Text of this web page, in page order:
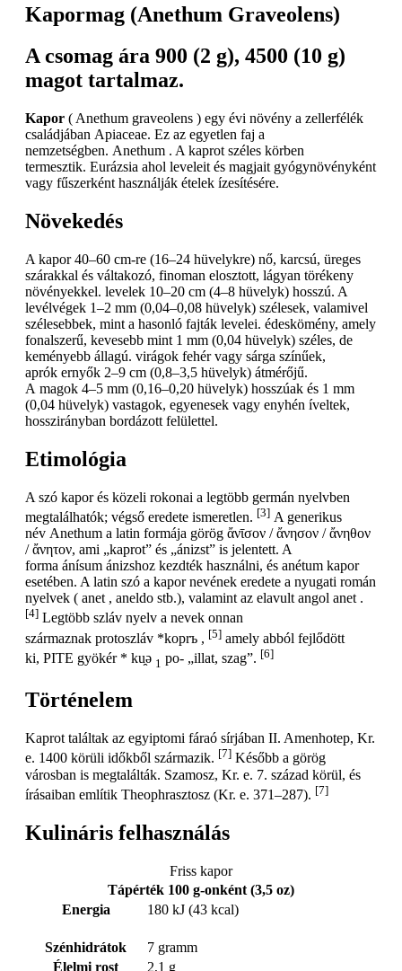
Kapormag (Anethum Graveolens)
A csomag ára 900 (2 g), 4500 (10 g)
magot tartalmaz.
Kapor ( Anethum graveolens ) egy évi növény a zellerfélék
családjában Apiaceae. Ez az egyetlen faj a
nemzetségben. Anethum . A kaprot széles körben
termesztik. Eurázsia ahol leveleit és magjait gyógynövényként
vagy fűszerként használják ételek ízesítésére.
Növekedés
A kapor 40–60 cm-re (16–24 hüvelykre) nő, karcsú, üreges
szárakkal és váltakozó, finoman elosztott, lágyan törékeny
növényekkel. levelek 10–20 cm (4–8 hüvelyk) hosszú. A
levélvégek 1–2 mm (0,04–0,08 hüvelyk) szélesek, valamivel
szélesebbek, mint a hasonló fajták levelei. édeskömény, amely
fonalszerű, kevesebb mint 1 mm (0,04 hüvelyk) széles, de
keményebb állagú. virágok fehér vagy sárga színűek,
aprók ernyők 2–9 cm (0,8–3,5 hüvelyk) átmérőjű.
A magok 4–5 mm (0,16–0,20 hüvelyk) hosszúak és 1 mm
(0,04 hüvelyk) vastagok, egyenesek vagy enyhén íveltek,
hosszirányban bordázott felülettel.
Etimológia
A szó kapor és közeli rokonai a legtöbb germán nyelvben
megtalálhatók; végső eredete ismeretlen. [3] A generikus
név Anethum a latin formája görög ἄνῑσον / ἄνησον / ἄνηθον
/ ἄνητον, ami „kaprot” és „ánizst” is jelentett. A
forma ánísum ánizshoz kezdték használni, és anétum kapor
esetében. A latin szó a kapor nevének eredete a nyugati román
nyelvek ( anet , aneldo stb.), valamint az elavult angol anet .
[4] Legtöbb szláv nyelv a nevek onnan
származnak protoszláv *koprъ , [5] amely abból fejlődött
ki, PITE gyökér * ku̯ə 1 po- „illat, szag”. [6]
Történelem
Kaprot találtak az egyiptomi fáraó sírjában II. Amenhotep, Kr.
e. 1400 körüli időkből származik. [7] Később a görög
városban is megtalálták. Szamosz, Kr. e. 7. század körül, és
írásaiban említik Theophrasztosz (Kr. e. 371–287). [7]
Kulináris felhasználás
Friss kapor
Tápérték 100 g-onként (3,5 oz)
Energia
180 kJ (43 kcal)
Szénhidrátok
7 gramm
Élelmi rost
2,1 g